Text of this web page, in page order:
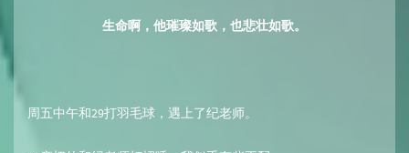
生命啊，他璀璨如歌，也悲壮如歌。
周五中午和29打羽毛球，遇上了纪老师。